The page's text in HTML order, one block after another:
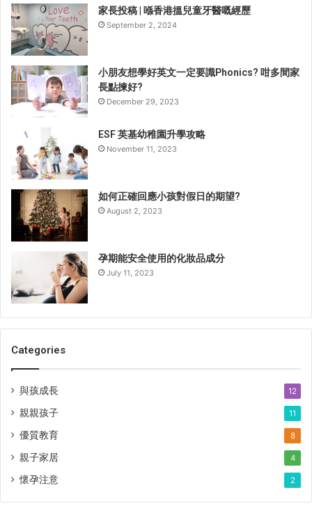
m
a
i
l
a
d
d
s
家長投稿 | 喺香港搵兒童牙醫嘅經歷
September 2, 2024
小朋友想學好英文一定要識Phonics? 咁多間家
長點揀好?
December 29, 2023
ESF 英基幼稚園升學攻略
November 11, 2023
如何正確回應小孩對假日的期望?
August 2, 2023
孕期能安全使用的化妝品成分
July 11, 2023
Categories
與孩成長 12
親親孩子 11
優質教育 8
親子家居 4
懷孕注意 2